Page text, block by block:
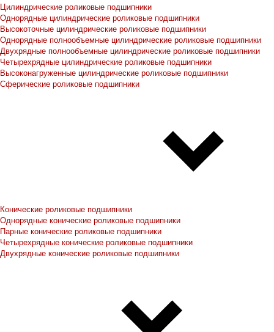
Цилиндрические роликовые подшипники
Однорядные цилиндрические роликовые подшипники
Высокоточные цилиндрические роликовые подшипники
Однорядные полнообъемные цилиндрические роликовые подшипники
Двухрядные полнообъемные цилиндрические роликовые подшипники
Четырехрядные цилиндрические роликовые подшипники
Высоконагруженные цилиндрические роликовые подшипники
Сферические роликовые подшипники
Конические роликовые подшипники
Однорядные конические роликовые подшипники
Парные конические роликовые подшипники
Четырехрядные конические роликовые подшипники
Двухрядные конические роликовые подшипники